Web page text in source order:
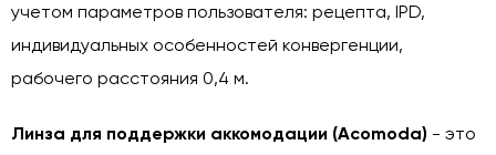
учетом параметров пользователя: рецепта, IPD,
индивидуальных особенностей конвергенции,
рабочего расстояния 0,4 м.
Линза для поддержки аккомодации (Acomoda) - это